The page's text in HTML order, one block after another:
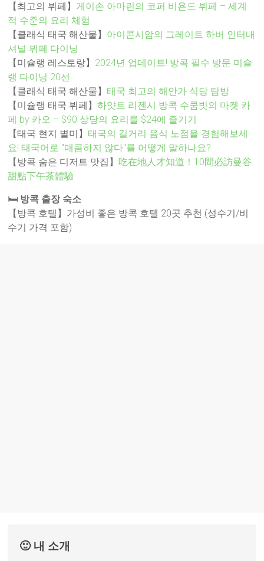
【최고의 뷔페】 게이손 아마린의 코퍼 비욘드 뷔페 – 세계
적 수준의 요리 체험
【클래식 태국 해산물】 아이콘시암의 그레이트 하버 인터내
셔널 뷔페 다이닝
【미슐랭 레스토랑】 2024년 업데이트! 방콕 필수 방문 미슐
랭 다이닝 20선
【클래식 태국 해산물】태국 최고의 해안가 식당 탐방
【미슐랭 태국 뷔페】하얏트 리젠시 방콕 수쿰빗의 마켓 카
페 by 카오 – $90 상당의 요리를 $24에 즐기기
【태국 현지 별미】태국의 길거리 음식 노점을 경험해보세
요! 태국어로 "매콤하지 않다"를 어떻게 말하나요?
【방콕 숨은 디저트 맛집】吃在地人才知道！10間必訪曼谷
甜點下午茶體驗
🛏️ 방콕 출장 숙소
【방콕 호텔】가성비 좋은 방콕 호텔 20곳 추천 (성수기/비
수기 가격 포함)
🙂 내 소개